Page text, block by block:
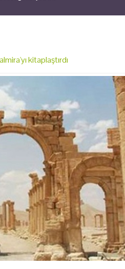
kitaplaştırdı